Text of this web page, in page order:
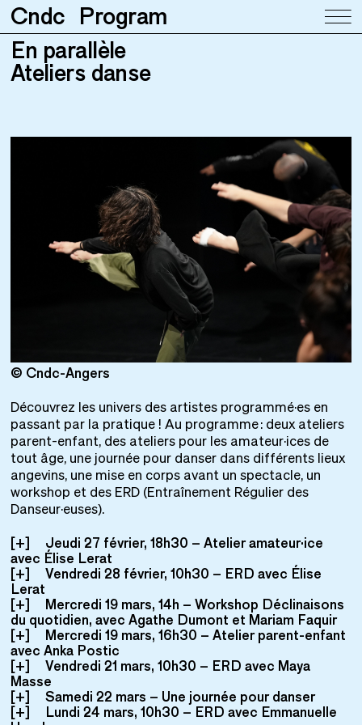
Cndc Program
En parallèle
Ateliers danse
En parallèle
Ateliers danse
© Cndc-Angers
Découvrez les univers des artistes programmé·es en
passant par la pratique ! Au programme : deux ateliers
parent-enfant, des ateliers pour les amateur·ices de
tout âge, une journée pour danser dans différents lieux
angevins, une mise en corps avant un spectacle, un
workshop et des ERD (Entraînement Régulier des
Danseur·euses).
Jeudi 27 février, 18h30 – Atelier amateur·ice
avec Élise Lerat
Vendredi 28 février, 10h30 – ERD avec Élise
Lerat
Mercredi 19 mars, 14h – Workshop Déclinaisons
du quotidien, avec Agathe Dumont et Mariam Faquir
Mercredi 19 mars, 16h30 – Atelier parent-enfant
avec Anka Postic
Vendredi 21 mars, 10h30 – ERD avec Maya
Masse
Samedi 22 mars – Une journée pour danser
Lundi 24 mars, 10h30 – ERD avec Emmanuelle